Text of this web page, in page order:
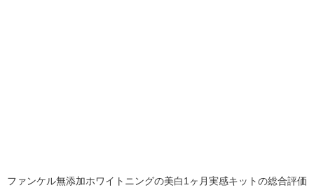
ファンケル無添加ホワイトニングの美白1ヶ月実感キットの総合評価